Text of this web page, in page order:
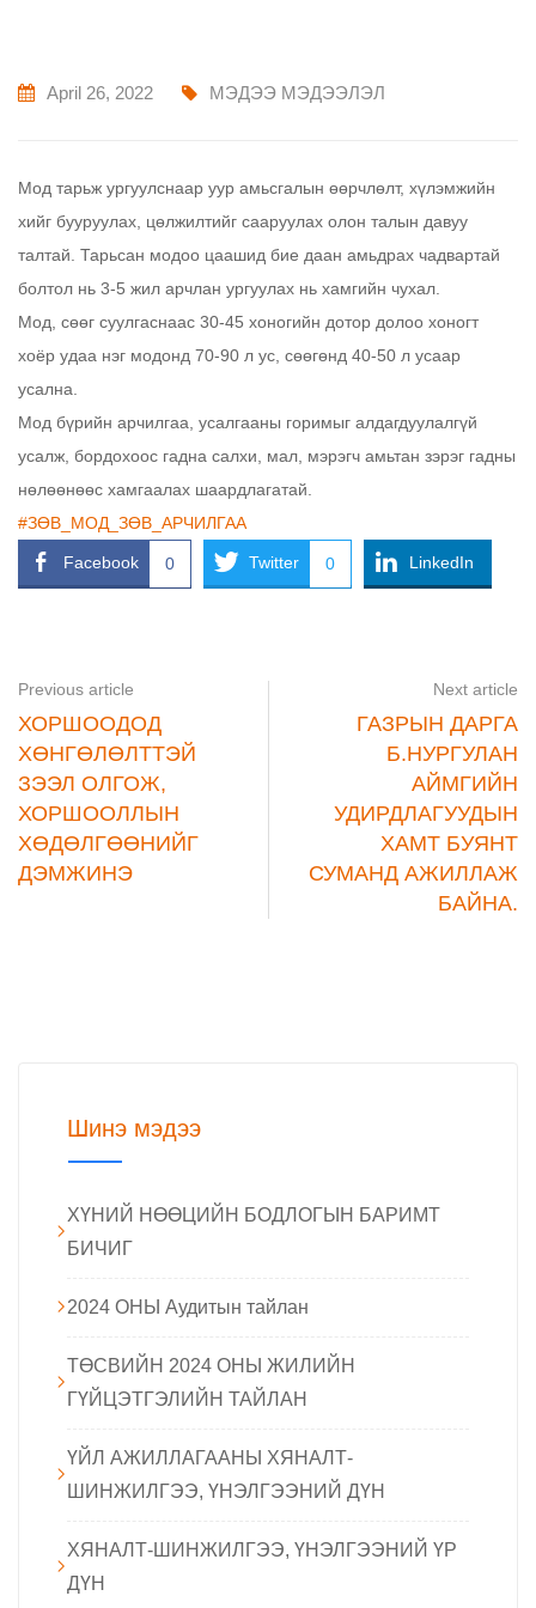
April 26, 2022 МЭДЭЭ МЭДЭЭЛЭЛ
Мод тарьж ургуулснаар уур амьсгалын өөрчлөлт, хүлэмжийн
хийг бууруулах, цөлжилтийг сааруулах олон талын давуу
талтай. Тарьсан модоо цаашид бие даан амьдрах чадвартай
болтол нь 3-5 жил арчлан ургуулах нь хамгийн чухал.
Мод, сөөг суулгаснаас 30-45 хоногийн дотор долоо хоногт
хоёр удаа нэг модонд 70-90 л ус, сөөгөнд 40-50 л усаар
усална.
Мод бүрийн арчилгаа, усалгааны горимыг алдагдуулалгүй
усалж, бордохоос гадна салхи, мал, мэрэгч амьтан зэрэг гадны
нөлөөнөөс хамгаалах шаардлагатай.
#ЗӨВ_МОД_ЗӨВ_АРЧИЛГАА
Facebook 0 Twitter 0 LinkedIn
Previous article
ХОРШООДОД
ХӨНГӨЛӨЛТТЭЙ
ЗЭЭЛ ОЛГОЖ,
ХОРШООЛЛЫН
ХӨДӨЛГӨӨНИЙГ
ДЭМЖИНЭ
Next article
ГАЗРЫН ДАРГА
Б.НУРГУЛАН
АЙМГИЙН
УДИРДЛАГУУДЫН
ХАМТ БУЯНТ
СУМАНД АЖИЛЛАЖ
БАЙНА.
Шинэ мэдээ
ХҮНИЙ НӨӨЦИЙН БОДЛОГЫН БАРИМТ
БИЧИГ
2024 ОНЫ Аудитын тайлан
ТӨСВИЙН 2024 ОНЫ ЖИЛИЙН
ГҮЙЦЭТГЭЛИЙН ТАЙЛАН
ҮЙЛ АЖИЛЛАГААНЫ ХЯНАЛТ-
ШИНЖИЛГЭЭ, ҮНЭЛГЭЭНИЙ ДҮН
ХЯНАЛТ-ШИНЖИЛГЭЭ, ҮНЭЛГЭЭНИЙ ҮР
ДҮН